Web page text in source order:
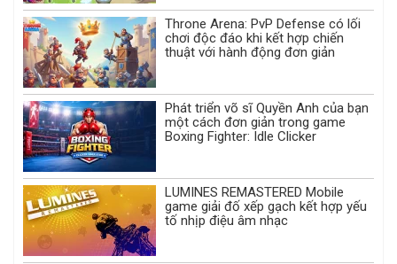
Throne Arena: PvP Defense có lối
chơi độc đáo khi kết hợp chiến
thuật với hành động đơn giản
Phát triển võ sĩ Quyền Anh của bạn
một cách đơn giản trong game
Boxing Fighter: Idle Clicker
LUMINES REMASTERED Mobile
game giải đố xếp gạch kết hợp yếu
tố nhịp điệu âm nhạc